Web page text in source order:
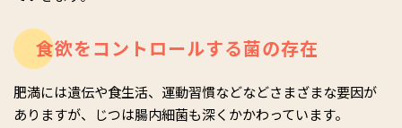
食欲をコントロールする菌の存在
肥満には遺伝や食生活、運動習慣などなどさまざまな要因が
ありますが、じつは腸内細菌も深くかかわっています。